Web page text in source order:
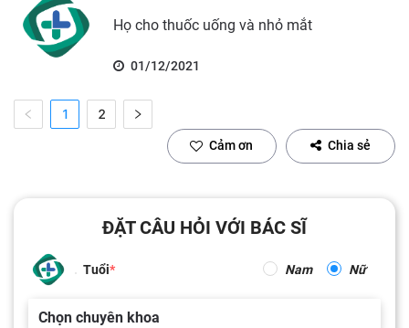
Họ cho thuốc uống và nhỏ mắt
01/12/2021
1 2
Cảm ơn Chia sẻ
ĐẶT CÂU HỎI VỚI BÁC SĨ
Tuổi Nam Nữ
Chọn chuyên khoa